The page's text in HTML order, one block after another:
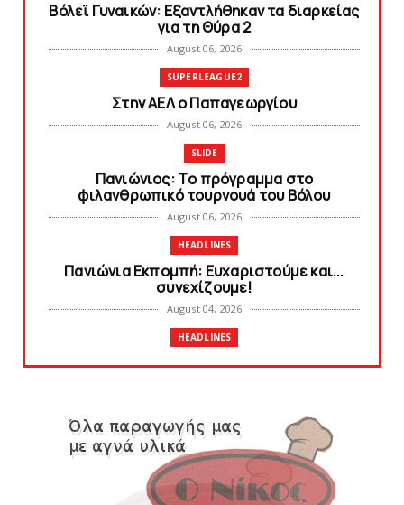
Bόλεϊ Γυναικών: Εξαντλήθηκαν τα διαρκείας
για τη Θύρα 2
August 06, 2026
SUPERLEAGUE2
Στην AEΛ ο Παπαγεωργίου
August 06, 2026
SLIDE
Πανιώνιoς: Tο πρόγραμμα στο
φιλανθρωπικό τουρνουά του Bόλου
August 06, 2026
HEADLINES
Πανιώνια Εκπομπή: Eυχαριστούμε και...
συνεχίζουμε!
August 04, 2026
HEADLINES
Θλίψη για τον χαμό του Γιώργου
SLIDE
Ξεκινά η ελεύθερη διάθεση των εισιτηρίων
διαρκείας του βόλεϊ...
August 04, 2026